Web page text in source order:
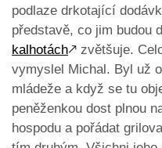
podlaze drkotající
představě, co jim budou
kalhotách🡕 zvětšuje.
vymyslel Michal. Byl už
mládeže a když se tu
peněženkou dost plnou
hospodu a pořádat